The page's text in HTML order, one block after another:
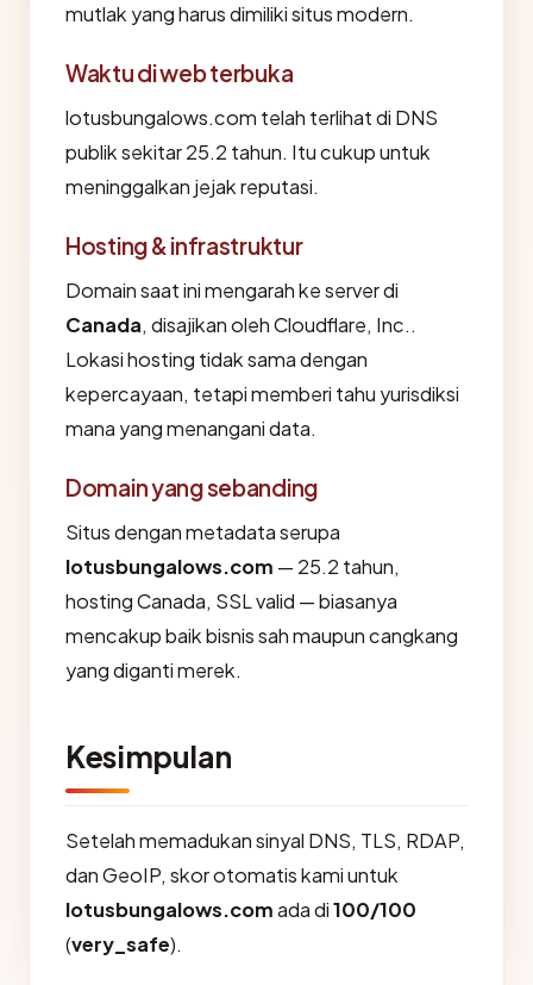
mutlak yang harus dimiliki situs modern.
Waktu di web terbuka
lotusbungalows.com telah terlihat di DNS
publik sekitar 25.2 tahun. Itu cukup untuk
meninggalkan jejak reputasi.
Hosting & infrastruktur
Domain saat ini mengarah ke server di
Canada, disajikan oleh Cloudflare, Inc..
Lokasi hosting tidak sama dengan
kepercayaan, tetapi memberi tahu yurisdiksi
mana yang menangani data.
Domain yang sebanding
Situs dengan metadata serupa
lotusbungalows.com — 25.2 tahun,
hosting Canada, SSL valid — biasanya
mencakup baik bisnis sah maupun cangkang
yang diganti merek.
Kesimpulan
Setelah memadukan sinyal DNS, TLS, RDAP,
dan GeoIP, skor otomatis kami untuk
lotusbungalows.comada di100/100
(very_safe).